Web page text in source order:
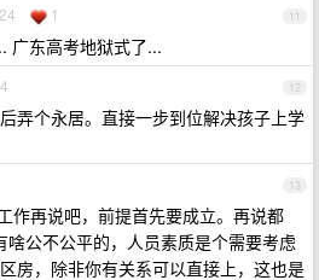
11
1
广东高考地狱式了...
12
弄个永居。直接一步到位解决孩子上学
13
作再说吧，前提首先要成立。再说都
公不公平的，人员素质是个需要考虑
房，除非你有关系可以直接上，这也是